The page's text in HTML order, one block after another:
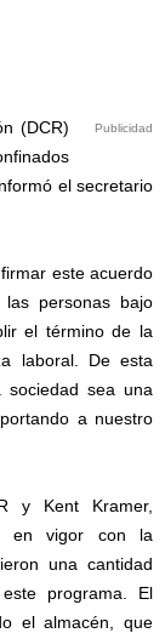
Publicidad
(DCR)
el secretario
este acuerdo
personas bajo
el término de la
laboral. De esta
sea una
a nuestro
y Kent Kramer,
en vigor con la
una cantidad
programa. El
el almacén, que